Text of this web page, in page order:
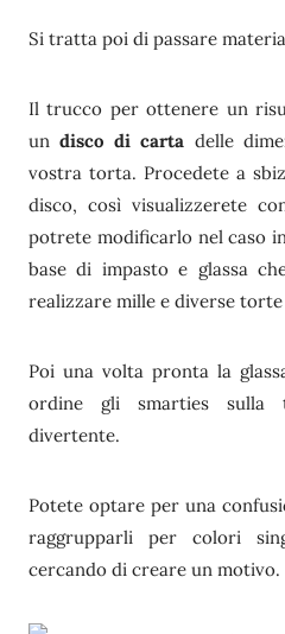
Si tratta poi di passare
Il trucco per ottenere un
undisco di carta delle
vostra torta. Procedete a
disco, così visualizzerete
potrete modificarlo nel caso
base di impasto e glassa
realizzare mille e diverse
Poi una volta pronta la
ordine gli smarties sulla
divertente.
Potete optare per una
raggrupparli per colori
cercando di creare un motivo.